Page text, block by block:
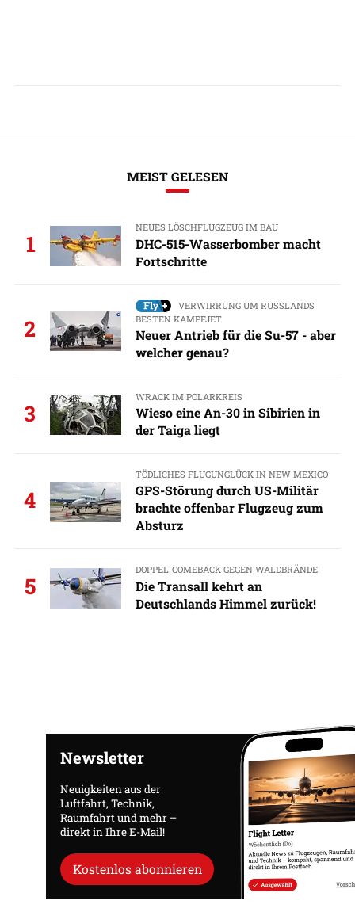
MEIST GELESEN
1
NEUES LÖSCHFLUGZEUG IM BAU
DHC-515-Wasserbomber macht
Fortschritte
2
VERWIRRUNG UM RUSSLANDS
BESTEN KAMPFJET
Neuer Antrieb für die Su-57 - aber
welcher genau?
3
WRACK IM POLARKREIS
Wieso eine An-30 in Sibirien in
der Taiga liegt
4
TÖDLICHES FLUGUNGLÜCK IN NEW MEXICO
GPS-Störung durch US-Militär
brachte offenbar Flugzeug zum
Absturz
5
DOPPEL-COMEBACK GEGEN WALDBRÄNDE
Die Transall kehrt an
Deutschlands Himmel zurück!
Newsletter
Neuigkeiten aus der
Luftfahrt, Technik,
Raumfahrt und mehr –
direkt in Ihre E-Mail!
Kostenlos abonnieren